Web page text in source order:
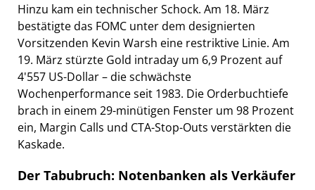
Hinzu kam ein technischer Schock. Am 18. März
bestätigte das FOMC unter dem designierten
Vorsitzenden Kevin Warsh eine restriktive Linie. Am
19. März stürzte Gold intraday um 6,9 Prozent auf
4'557 US-Dollar – die schwächste
Wochenperformance seit 1983. Die Orderbuchtiefe
brach in einem 29-minütigen Fenster um 98 Prozent
ein, Margin Calls und CTA-Stop-Outs verstärkten die
Kaskade.
Der Tabubruch: Notenbanken als Verkäufer